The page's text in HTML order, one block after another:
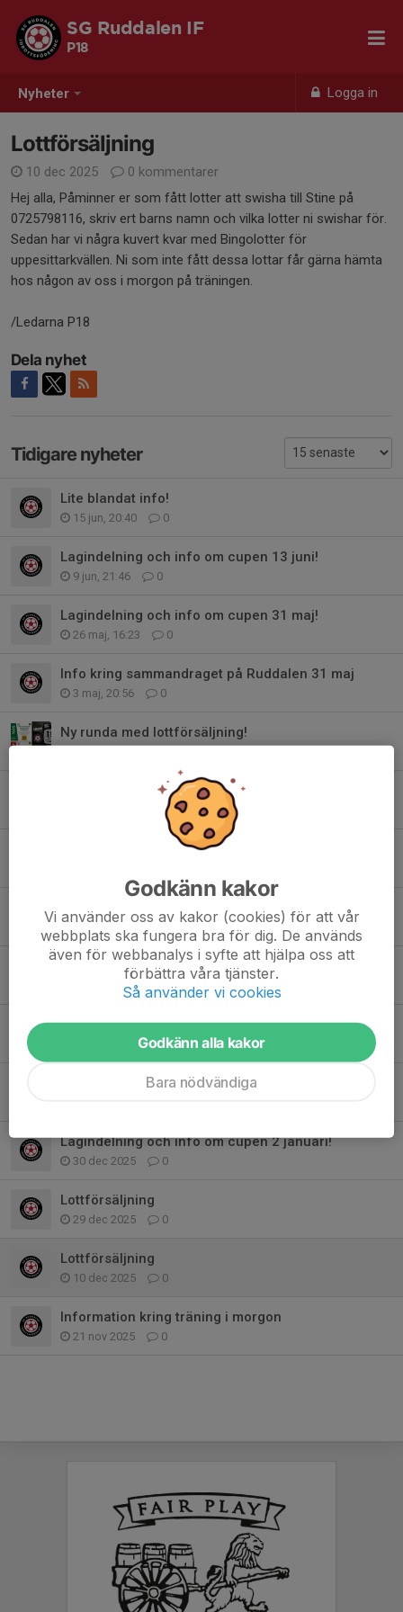
Nyheter Logga in
SG Ruddalen IF
P18
Lottförsäljning
10 dec 2025
0 kommentarer
Hej alla, Påminner er som fått lotter att swisha till Stine på
0725798116, skriv ert barns namn och vilka lotter ni swishar för.
Sedan har vi några kuvert kvar med Bingolotter för
uppesittarkvällen. Ni som inte fått dessa lottar får gärna hämta
hos någon av oss i morgon på träningen.
/Ledarna P18
Dela nyhet
Tidigare nyheter
Lite blandat info!
15 jun, 20:40 0
Lagindelning och info om cupen 13 juni!
9 jun, 21:46 0
Lagindelning och info om cupen 31 maj!
26 maj, 16:23 0
Info kring sammandraget på Ruddalen 31 maj
3 maj, 20:56 0
Ny runda med lottförsäljning!
Lagindelning och info om cupen 3 maj!
0
Nya träningstider från nästa vecka!
Lagindelning och info om cupen 29 mars!
24 mar, 17:39 0
Lagindelning och info om cupen 1 februari!
29 jan, 21:03
Träning i morgon inställd
14 jan, 15:47 0
Träning lördag 10/1 inställd
Lagindelning och info om cupen 2 januari!
30 dec 2025 0
Lottförsäljning
29 dec 2025 0
Lottförsäljning
10 dec 2025 0
Information kring träning i morgon
21 nov 2025 0
Godkänn kakor
Vi använder oss av kakor (cookies) för att vår
webbplats ska fungera bra för dig. De används
även för webbanalys i syfte att hjälpa oss att
förbättra våra tjänster.
Så använder vi cookies
Godkänn alla kakor
Bara nödvändiga